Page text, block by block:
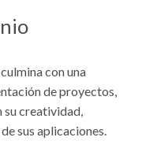
con una
de proyectos,
su creatividad,
sus aplicaciones.